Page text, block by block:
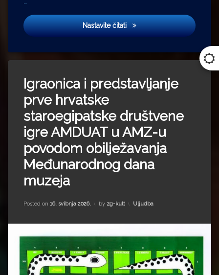
Nastavite čitatiZagrebom su sinoć oživjele
Igraonica i predstavljanje
prve hrvatske
staroegipatske društvene
igre AMDUAT u AMZ-u
povodom obilježavanja
Međunarodnog dana
muzeja
Posted on 16. svibnja 2026. by zg-kult Kategorije:
Uljudba